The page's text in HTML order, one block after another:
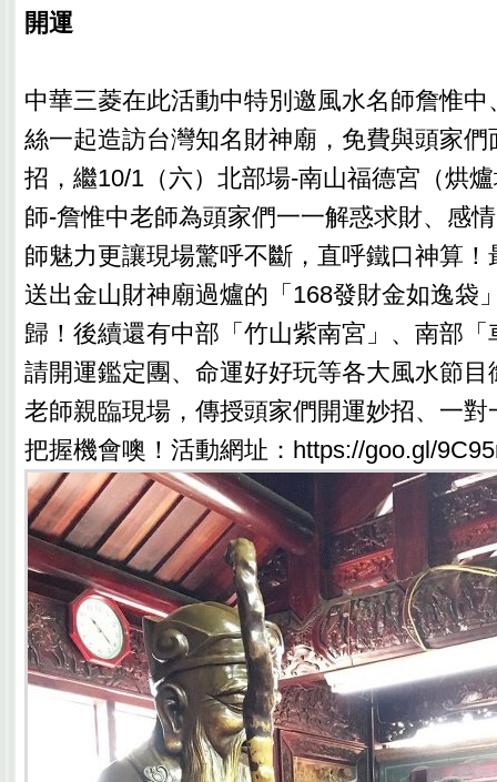
開運
中華三菱在此活動中特別邀風水名師詹惟
絲一起造訪台灣知名財神廟，免費與頭家
招，繼10/1（六）北部場-南山福德宮（烘
師-詹惟中老師為頭家們一一解惑求財、感
師魅力更讓現場驚呼不斷，直呼鐵口神算
送出金山財神廟過爐的「168發財金如逸袋
歸！後續還有中部「竹山紫南宮」、南部
請開運鑑定團、命運好好玩等各大風水節
老師親臨現場，傳授頭家們開運妙招、一
把握機會噢！活動網址：https://goo.gl/